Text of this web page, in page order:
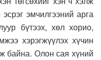
эмчилгээний арга
бүтээх, хөл хорио,
хэрэгжүүлэх хүчин
байна. Олон сая хүний